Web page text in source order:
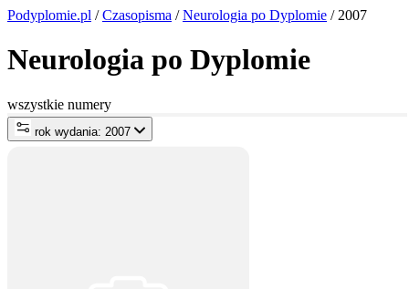
Podyplomie.pl /Czasopisma /Neurologia po Dyplomie / 2007
Neurologia po Dyplomie
wszystkie numery
rok wydania: 2007